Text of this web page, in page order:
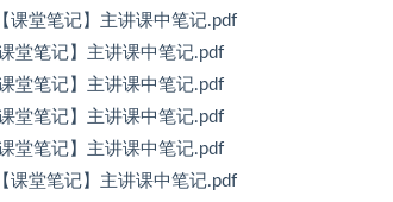
课堂笔记】主讲课中笔记.pdf
堂笔记】主讲课中笔记.pdf
堂笔记】主讲课中笔记.pdf
堂笔记】主讲课中笔记.pdf
堂笔记】主讲课中笔记.pdf
课堂笔记】主讲课中笔记.pdf